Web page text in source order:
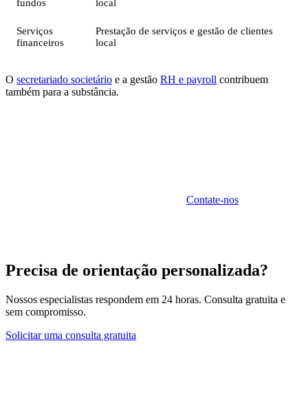
fundos local
Serviços
financeiros
Prestação de serviços e gestão de clientes
local
O secretariado societário e a gestão RH e payroll contribuem
também para a substância.
Contate-nos
Precisa de orientação personalizada?
Nossos especialistas respondem em 24 horas. Consulta gratuita e
sem compromisso.
Solicitar uma consulta gratuita